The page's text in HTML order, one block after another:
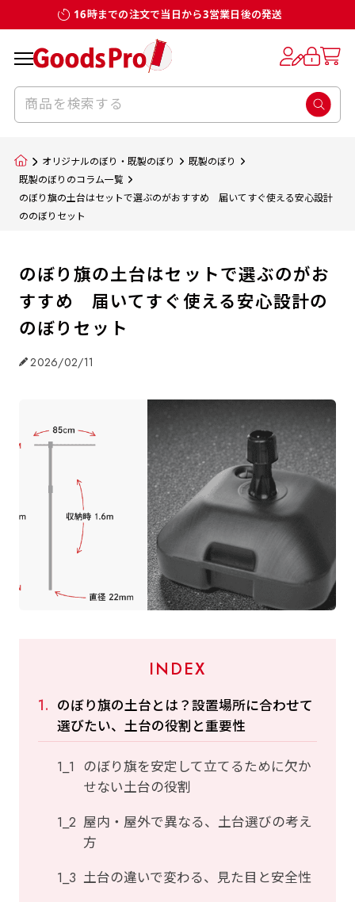
16時までの注文で当日から3営業日後の発送
オリジナルのぼり・既製のぼり
既製のぼり
既製のぼりのコラム一覧
のぼり旗の土台はセットで選ぶのがおすすめ 届いてすぐ使える安心設計
ののぼりセット
のぼり旗の土台はセットで選ぶのがお
すすめ 届いてすぐ使える安心設計の
のぼりセット
2026/02/11
INDEX
のぼり旗の土台とは？設置場所に合わせて
選びたい、土台の役割と重要性
のぼり旗を安定して立てるために欠か
せない土台の役割
屋内・屋外で異なる、土台選びの考え
方
土台の違いで変わる、見た目と安全性